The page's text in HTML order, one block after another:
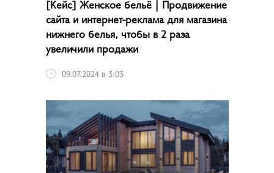
[Кейс] Женское бельё | Продвижение
сайта и интернет-реклама для магазина
нижнего белья, чтобы в 2 раза
увеличили продажи
09.07.2024 в 3:03